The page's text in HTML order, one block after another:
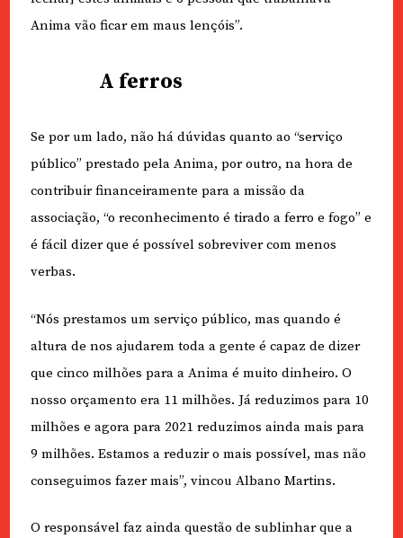
Anima vão ficar em maus lençóis”.
A ferros
Se por um lado, não há dúvidas quanto ao “serviço
público” prestado pela Anima, por outro, na hora de
contribuir financeiramente para a missão da
associação, “o reconhecimento é tirado a ferro e fogo” e
é fácil dizer que é possível sobreviver com menos
verbas.
“Nós prestamos um serviço público, mas quando é
altura de nos ajudarem toda a gente é capaz de dizer
que cinco milhões para a Anima é muito dinheiro. O
nosso orçamento era 11 milhões. Já reduzimos para 10
milhões e agora para 2021 reduzimos ainda mais para
9 milhões. Estamos a reduzir o mais possível, mas não
conseguimos fazer mais”, vincou Albano Martins.
O responsável faz ainda questão de sublinhar que a